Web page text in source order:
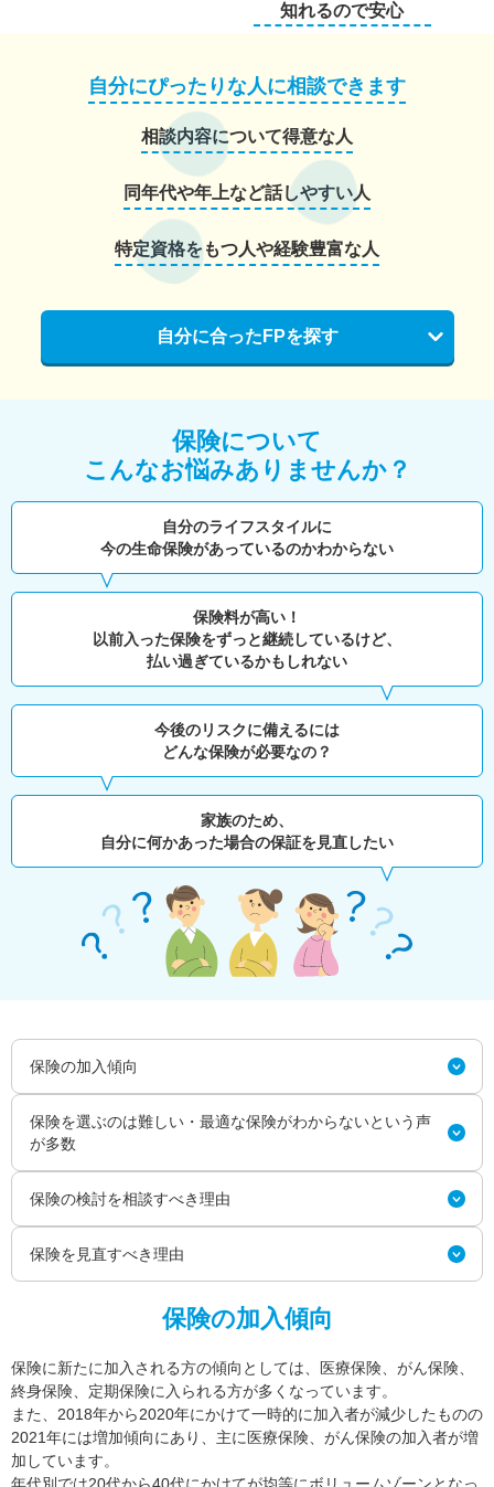
知れるので安心
自分にぴったりな人に相談できます
相談内容について得意な人
同年代や年上など話しやすい人
特定資格をもつ人や経験豊富な人
自分に合ったFPを探す
保険について
こんなお悩みありませんか？
自分のライフスタイルに
今の生命保険があっているのかわからない
保険料が高い！
以前入った保険をずっと継続しているけど、
払い過ぎているかもしれない
今後のリスクに備えるには
どんな保険が必要なの？
家族のため、
自分に何かあった場合の保証を見直したい
保険の加入傾向
保険を選ぶのは難しい・最適な保険がわからないという声
が多数
保険の検討を相談すべき理由
保険を見直すべき理由
保険の加入傾向
保険に新たに加入される方の傾向としては、医療保険、がん保険、
終身保険、定期保険に入られる方が多くなっています。
また、2018年から2020年にかけて一時的に加入者が減少したものの
2021年には増加傾向にあり、主に医療保険、がん保険の加入者が増
加しています。